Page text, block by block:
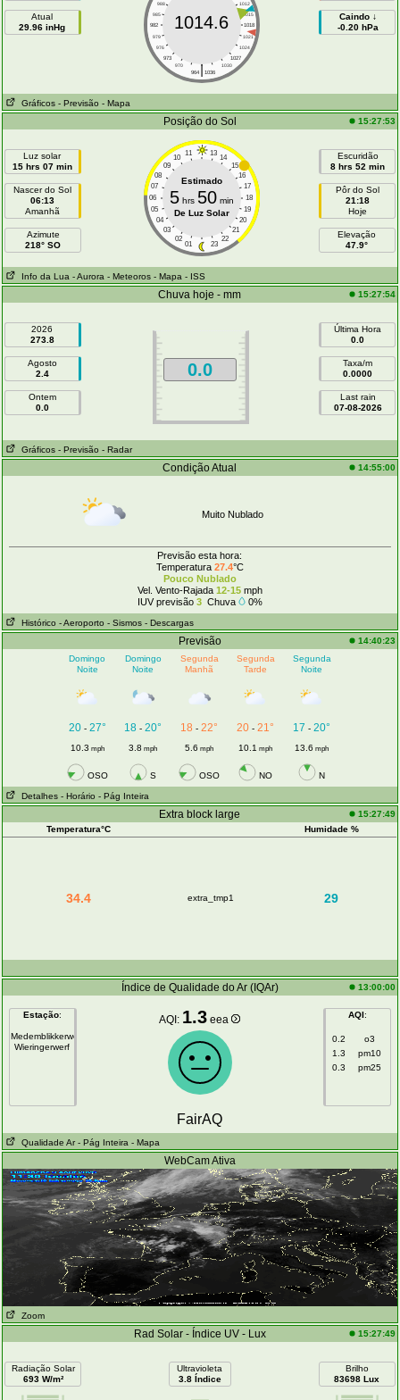
Atual
29.96 inHg
988
1012
985
1015
982
1018
979
1021
976
1024
973
1027
970
1030
|
964 1036
1014.6
Caindo ↓
-0.20 hPa
Gráficos - Previsão - Mapa
Posição do Sol 15:27:53
Luz solar
15 hrs 07 min
Nascer do Sol
06:13
Amanhã
Azimute
218° SO
11 13
10
14
09
15
08
16
07
17
06
18
05
19
04
20
03
21
02
22
01 23
Estimado
5hrs 50min
De Luz Solar
Escuridão
8 hrs 52 min
Pôr do Sol
21:18
Hoje
Elevação
47.9°
Info da Lua - Aurora - Meteoros - Mapa - ISS
Chuva hoje - mm 15:27:54
2026
273.8
Agosto
2.4
Ontem
0.0
0.0
Última Hora
0.0
Taxa/m
0.0000
Last rain
07-08-2026
Gráficos - Previsão - Radar
Condição Atual 14:55:00
Muito Nublado
Previsão esta hora:
Temperatura 27.4°C
Pouco Nublado
Vel. Vento-Rajada 12-15mph
IUV previsão 3Chuva 0%
Histórico - Aeroporto - Sismos - Descargas
Previsão
14:40:23
Domingo
Noite
Domingo
Noite
Segunda
Manhã
Segunda
Tarde
Segunda
Noite
20- 27° 18 -20° 18 -22° 20 -21° 17 -20°
10.3 mph 3.8 mph 5.6 mph 10.1 mph 13.6 mph
OSO S OSO NO N
Detalhes - Horário - Pág Inteira
Extra block large
15:27:49
Temperatura°C
Humidade %
34.4 extra_tmp1 29
Índice de Qualidade do Ar (IQAr) 13:00:00
Estação:
Medemblikkerweg
Wieringerwerf
AQI: 1.3 eea AQI:
0.2
o3
1.3
pm10
0.3
pm25
FairAQ
Qualidade Ar - Pág Inteira - Mapa
WebCam Ativa
Zoom
Rad Solar - Índice UV - Lux 15:27:49
Radiação Solar
693 W/m²
Ultravioleta
3.8 Índice
Brilho
83698 Lux